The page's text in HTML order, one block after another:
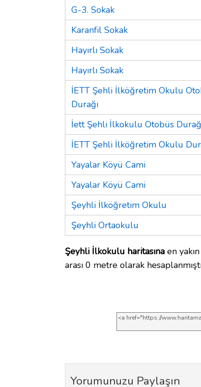
G-3. Sokak
Karanfil Sokak
Hayırlı Sokak
Hayırlı Sokak
İETT Şehli İlköğretim Okulu
Durağı
İett Şehli İlkokulu Otobüs
İETT Şehli İlköğretim Okulu
Yayalar Köyü Cami
Yayalar Köyü Cami
Şeyhli İlköğretim Okulu
Şeyhli Ortaokulu
Şeyhli İlkokulu haritasına en
arası 0 metre olarak
Yorumunuzu Paylaşın